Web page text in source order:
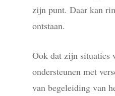
zijn punt. Daar kan
ontstaan.
Ook dat zijn situaties
ondersteunen met
van begeleiding van